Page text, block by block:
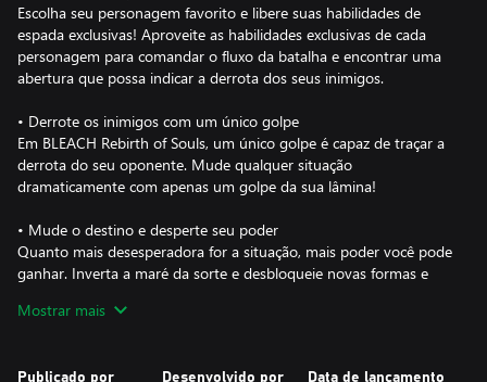
Escolha seu personagem favorito e libere suas habilidades de
espada exclusivas! Aproveite as habilidades exclusivas de cada
personagem para comandar o fluxo da batalha e encontrar uma
abertura que possa indicar a derrota dos seus inimigos.
• Derrote os inimigos com um único golpe
Em BLEACH Rebirth of Souls, um único golpe é capaz de traçar a
derrota do seu oponente. Mude qualquer situação
dramaticamente com apenas um golpe da sua lâmina!
• Mude o destino e desperte seu poder
Quanto mais desesperadora for a situação, mais poder você pode
ganhar. Inverta a maré da sorte e desbloqueie novas formas e
da derrota!
Mostrar mais
Publicado por Desenvolvido por Data de lançamento